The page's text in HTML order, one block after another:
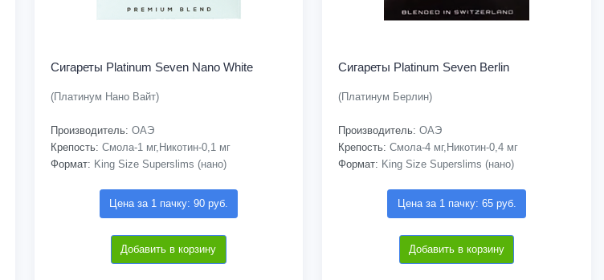
Сигареты Platinum Seven Nano White
(Платинум Нано Вайт)
Производитель: ОАЭ
Крепость: Смола-1 мг,Никотин-0,1 мг
Формат: King Size Superslims (нано)
Цена за 1 пачку: 90 руб.
Добавить в корзину
Сигареты Platinum Seven Berlin
(Платинум Берлин)
Производитель: ОАЭ
Крепость: Смола-4 мг,Никотин-0,4 мг
Формат: King Size Superslims (нано)
Цена за 1 пачку: 65 руб.
Добавить в корзину